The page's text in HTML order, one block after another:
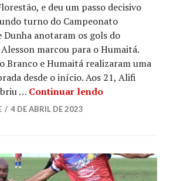
e deu um passo decisivo
turno do Campeonato
anotaram os gols do
marcou para o Humaitá.
Branco e Humaitá realizaram uma
desde o início. Aos 21, Alifi
… Continuar lendo
4 DE ABRIL DE 2023